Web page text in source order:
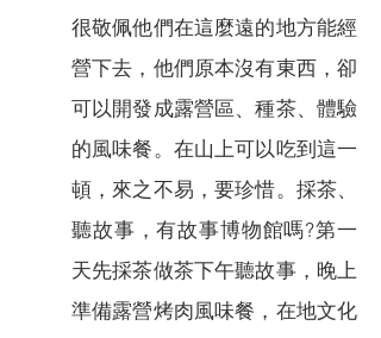
很敬佩他們在這麼遠的地方能經
營下去，他們原本沒有東西，卻
可以開發成露營區、種茶、體驗
的風味餐。在山上可以吃到這一
頓，來之不易，要珍惜。採茶、
聽故事，有故事博物館嗎?第一
天先採茶做茶下午聽故事，晚上
準備露營烤肉風味餐，在地文化